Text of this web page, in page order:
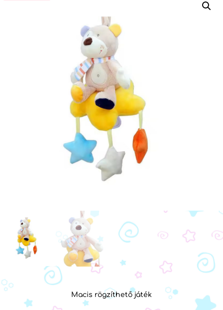
Macis rögzíthető játék